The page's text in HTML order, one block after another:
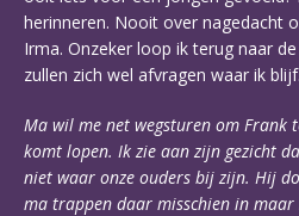
herinneren. Nooit over nagedacht
Irma. Onzeker loop ik terug naar
zullen zich wel afvragen waar ik blijf.
Ma wil me net wegsturen om Frank
komt lopen. Ik zie aan zijn gezicht
niet waar onze ouders bij zijn. Hij
ma trappen daar misschien in